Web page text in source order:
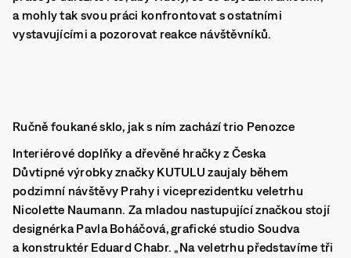
a mohly tak svou práci konfrontovat s ostatními
vystavujícími a pozorovat reakce návštěvníků.
Ručně foukané sklo, jak s ním zachází trio Penozce
Interiérové doplňky a dřevěné hračky z Česka
Důvtipné výrobky značky KUTULU zaujaly během
podzimní návštěvy Prahy i viceprezidentku veletrhu
Nicolette Naumann. Za mladou nastupující značkou stojí
designérka Pavla Boháčová, grafické studio Soudva
a konstruktér Eduard Chabr. „Na veletrhu představíme tři